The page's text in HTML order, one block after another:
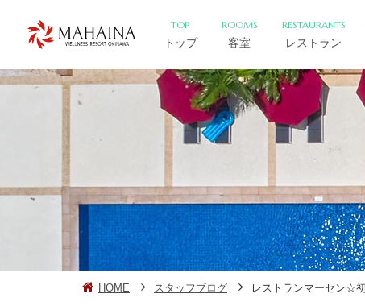
TOP
トップ
ROOMS
客室
RESTAURANTS
レストラン
HOME スタッフブログ レストランマーセン☆